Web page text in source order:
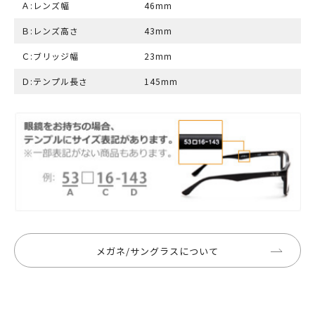
Ａ:レンズ幅 46mm
Ｂ:レンズ高さ 43mm
Ｃ:ブリッジ幅 23mm
Ｄ:テンプル長さ 145mm
メガネ/サングラスについて